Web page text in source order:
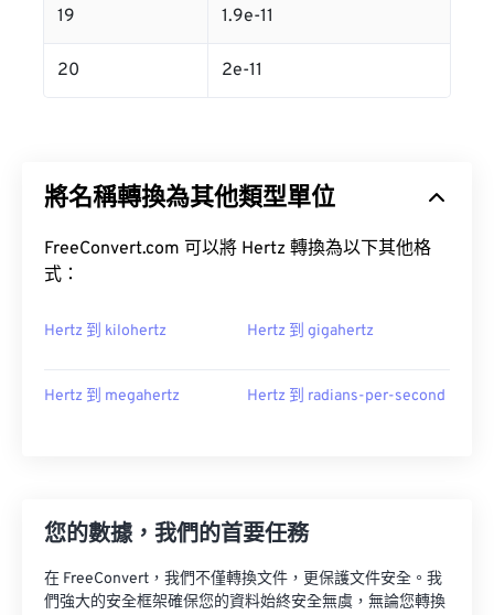
19 1.9e-11
20 2e-11
將名稱轉換為其他類型單位
FreeConvert.com 可以將 Hertz 轉換為以下其他格
式：
Hertz 到 kilohertz Hertz 到 gigahertz
Hertz 到 megahertz Hertz 到 radians-per-second
您的數據，我們的首要任務
在 FreeConvert，我們不僅轉換文件，更保護文件安全。我
們強大的安全框架確保您的資料始終安全無虞，無論您轉換